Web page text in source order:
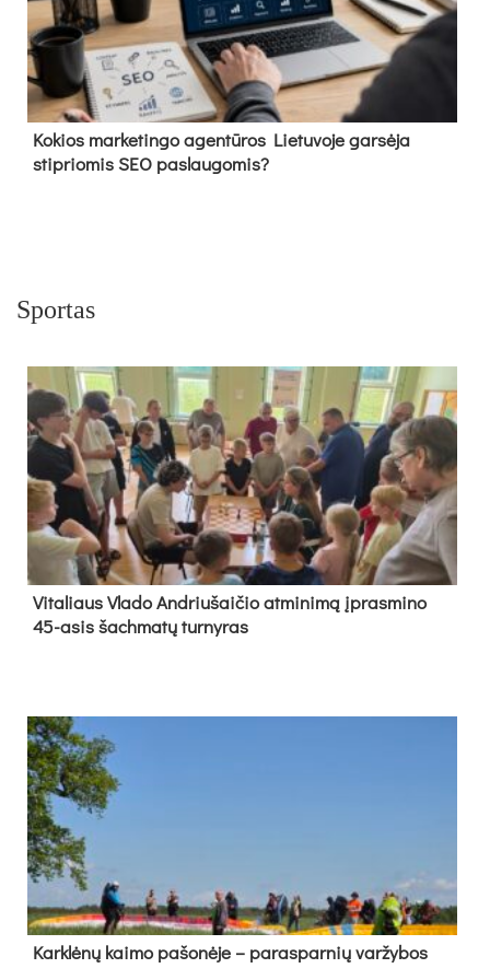
Kokios marketingo agentūros Lietuvoje garsėja
stipriomis SEO paslaugomis?
Sportas
Vi­ta­liaus Vla­do And­riu­šai­čio at­mi­ni­mą įpras­mi­no
45-asis šach­ma­tų tur­ny­ras
Kark­lė­nų kai­mo pa­šo­nė­je – pa­ras­par­nių var­žy­bos